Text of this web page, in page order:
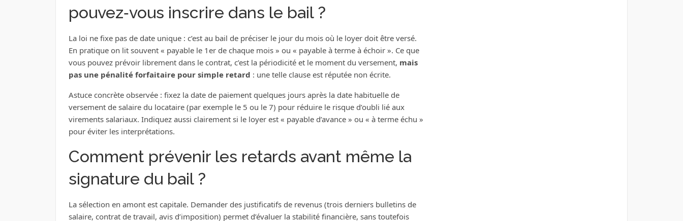
pouvez‑vous inscrire dans le bail ?
La loi ne fixe pas de date unique : c’est au bail de préciser le jour du mois où le loyer doit être versé.
En pratique on lit souvent « payable le 1er de chaque mois » ou « payable à terme à échoir ». Ce que
vous pouvez prévoir librement dans le contrat, c’est la périodicité et le moment du versement, mais
pas une pénalité forfaitaire pour simple retard : une telle clause est réputée non écrite.
Astuce concrète observée : fixez la date de paiement quelques jours après la date habituelle de
versement de salaire du locataire (par exemple le 5 ou le 7) pour réduire le risque d’oubli lié aux
virements salariaux. Indiquez aussi clairement si le loyer est « payable d’avance » ou « à terme échu »
pour éviter les interprétations.
Comment prévenir les retards avant même la
signature du bail ?
La sélection en amont est capitale. Demander des justificatifs de revenus (trois derniers bulletins de
salaire, contrat de travail, avis d’imposition) permet d’évaluer la stabilité financière, sans toutefois